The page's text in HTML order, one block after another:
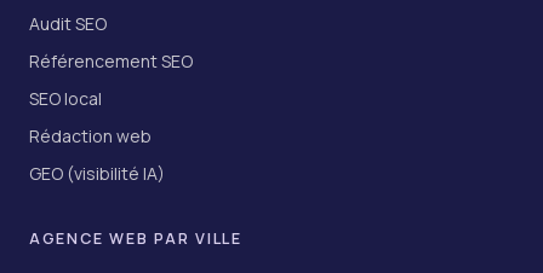
Audit SEO
Référencement SEO
SEO local
Rédaction web
GEO (visibilité IA)
AGENCE WEB PAR VILLE